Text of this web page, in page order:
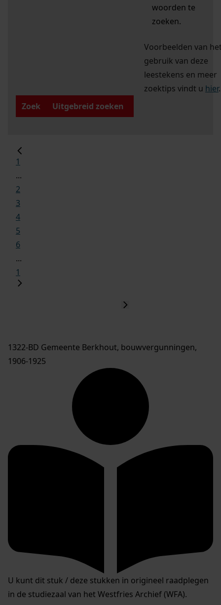
woorden te
zoeken.
Voorbeelden van
gebruik van deze
leestekens en meer
zoektips vindt u hier.
Zoek
Uitgebreid zoeken
1
...
2
3
4
5
6
...
1
1322-BD Gemeente Berkhout, bouwvergunningen,
1906-1925
U kunt dit stuk / deze stukken in origineel raadplegen
in de studiezaal van het Westfries Archief (WFA).